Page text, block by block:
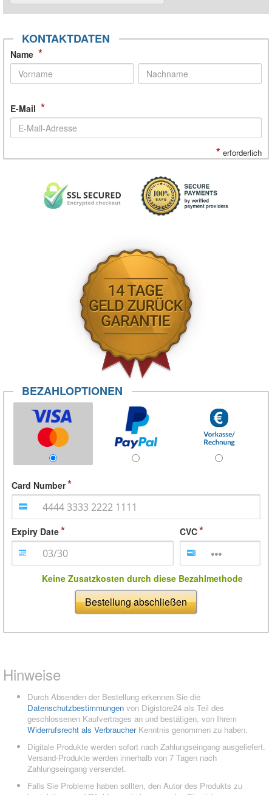
KONTAKTDATEN
Name *
E-Mail *
* erforderlich
BEZAHLOPTIONEN
Card Number
Expiry Date CVC
Keine Zusatzkosten durch diese Bezahlmethode
Bestellung abschließen
Hinweise
Durch Absenden der Bestellung erkennen Sie die
Datenschutzbestimmungen von Digistore24 als Teil des
geschlossenen Kaufvertrages an und bestätigen, von Ihrem
Widerrufsrecht als VerbraucherKenntnis genommen zu haben.
Digitale Produkte werden sofort nach Zahlungseingang ausgeliefert.
Versand-Produkte werden innerhalb von 7 Tagen nach
Zahlungseingang versendet.
Falls Sie Probleme haben sollten, den Autor des Produkts zu